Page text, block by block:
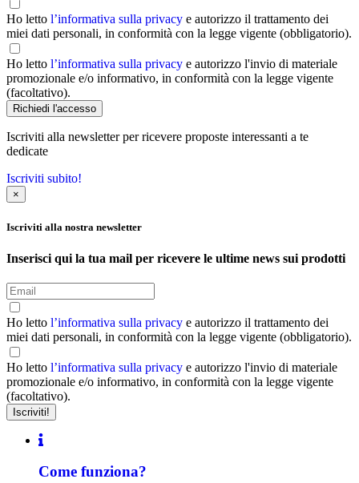
Ho letto l’informativa sulla privacy e autorizzo il trattamento dei
miei dati personali, in conformità con la legge vigente (obbligatorio).
Ho letto l’informativa sulla privacy e autorizzo l'invio di materiale
promozionale e/o informativo, in conformità con la legge vigente
(facoltativo).
Iscriviti alla newsletter per ricevere proposte interessanti a te
dedicate
Iscriviti subito!
×
Iscriviti alla nostra newsletter
Inserisci qui la tua mail per ricevere le ultime news sui prodotti
Ho letto l’informativa sulla privacy e autorizzo il trattamento dei
miei dati personali, in conformità con la legge vigente (obbligatorio).
Ho letto l’informativa sulla privacy e autorizzo l'invio di materiale
promozionale e/o informativo, in conformità con la legge vigente
(facoltativo).
Come funziona?